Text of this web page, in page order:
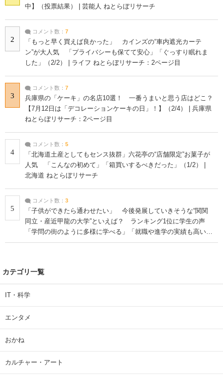
中】（投票結果） | 芸能人 ねとらぼリサーチ
2
コメント数： 7
「もっと早く買えば良かった」 カインズの“車内遮光カーテ
ン”が大人気 「プライバシーも保てて安心」「ぐっすり眠れま
した」（2/2） | ライフ ねとらぼリサーチ：2ページ目
3
コメント数： 7
兵庫県の「ケーキ」の名店10選！ 一番うまいと思う店はどこ？
【7月12日は「デコレーションケーキの日」！】（2/4） | 兵庫県
ねとらぼリサーチ：2ページ目
4
コメント数： 5
「北海道土産としてもセンス抜群」六花亭の“店舗限定”お菓子が
人気 「こんなの初めて」「箱買いするべきだった」（1/2） |
北海道 ねとらぼリサーチ
5
コメント数： 3
「子供ができたら通わせたい」 今後発展していきそうな“関関
同立・産近甲龍の大学”といえば？ ランキング1位に学生の声
「学問の街のように多様に学べる」「就職や進学の実績も高い」
| 大学 ねとらぼリサーチ
カテゴリ一覧
IT・科学
エンタメ
おかね
カルチャー・アート